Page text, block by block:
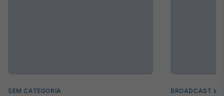
SEM CATEGORIA BROADCAST